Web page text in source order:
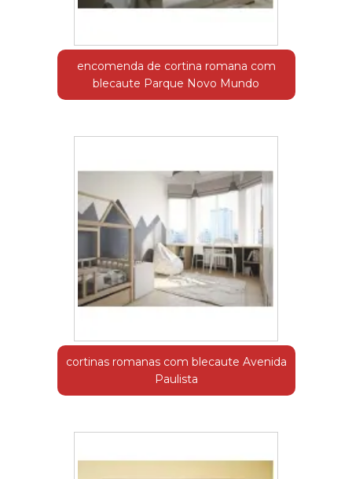
encomenda de cortina romana com
blecaute Parque Novo Mundo
cortinas romanas com blecaute Avenida
Paulista